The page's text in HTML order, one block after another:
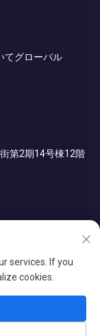
てグローバル
第2期14号棟12階
すべての権利予約
ー
services. If you
cookies.